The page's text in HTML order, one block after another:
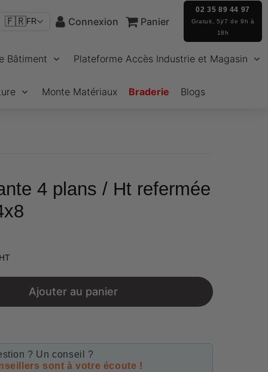
🇫🇷FR Connexion Panier
02 35 89 44 97
Gratuit, 5j/7 de 9h à
18h
Bâtiment Plateforme Accès Industrie et Magasin
Monte Matériaux Braderie Blogs
4 plans / Ht refermée
Ajouter au panier
? Un conseil ?
sont à votre écoute !